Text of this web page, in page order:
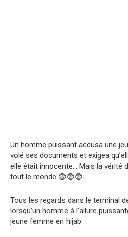
Un homme puissant accusa une
volé ses documents et exigea
elle était innocente… Mais la vérité
tout le monde 😨😨😨.
Tous les regards dans le terminal
lorsqu’un homme à l’allure
jeune femme en hijab.